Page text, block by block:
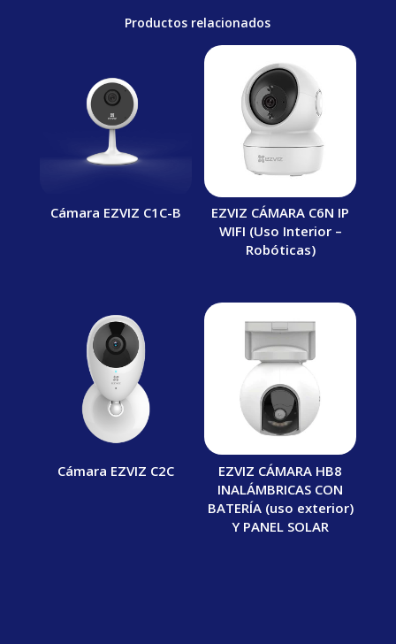
Productos relacionados
Cámara EZVIZ C1C-B
EZVIZ CÁMARA C6N IP
WIFI (Uso Interior –
Robóticas)
Cámara EZVIZ C2C
EZVIZ CÁMARA HB8
INALÁMBRICAS CON
BATERÍA (uso exterior)
Y PANEL SOLAR